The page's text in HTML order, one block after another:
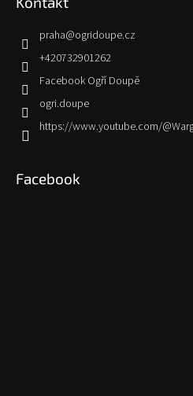
praha@ogridoupe.cz
+420732901262
Facebook Ogří Doupě
ogri.doupe
https://www.youtube.com/
Facebook